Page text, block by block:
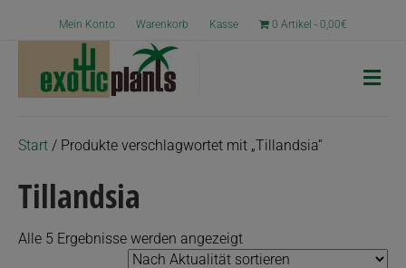
Mein Konto Warenkorb Kasse 0 Artikel 0,00€
N
a
Start / Produkte verschlagwortet mit „Tillandsia“
Tillandsia
Alle 5 Ergebnisse werden angezeigtNach
Aktualität